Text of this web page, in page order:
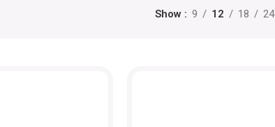
Show 9 12 18 24